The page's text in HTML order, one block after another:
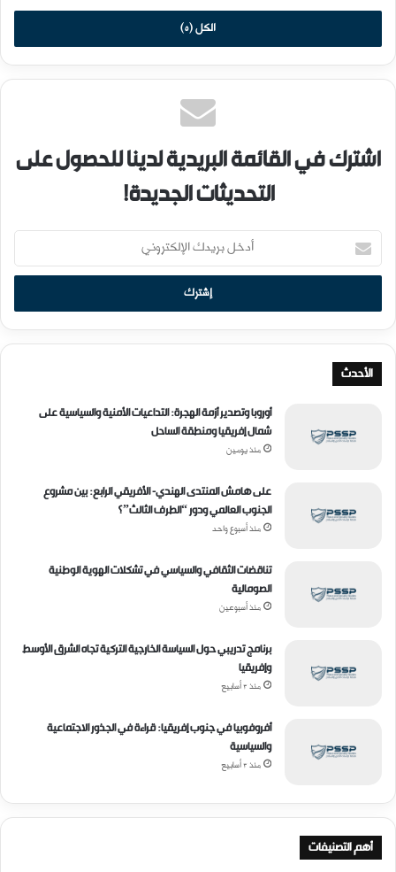
الكل (5)
اشترك في القائمة البريدية لدينا للحصول على
التحديثات الجديدة!
أدخل
بريدك
الإلكتروني
الأحدث
أوروبا وتصدير أزمة الهجرة: التداعيات الأمنية والسياسية على
شمال إفريقيا ومنطقة الساحل
منذ يومين
على هامش المنتدى الهندي- الأفريقي الرابع: بين مشروع
الجنوب العالمي ودور “الطرف الثالث”؟
منذ أسبوع واحد
تناقضات الثقافي والسياسي في تشكلات الهوية الوطنية
الصومالية
منذ أسبوعين
برنامج تدريبي حول السياسة الخارجية التركية تجاه الشرق الأوسط
وإفريقيا
منذ 3 أسابيع
أفروفوبيا في جنوب إفريقيا: قراءة في الجذور الاجتماعية
والسياسية
منذ 3 أسابيع
أهم التصنيفات